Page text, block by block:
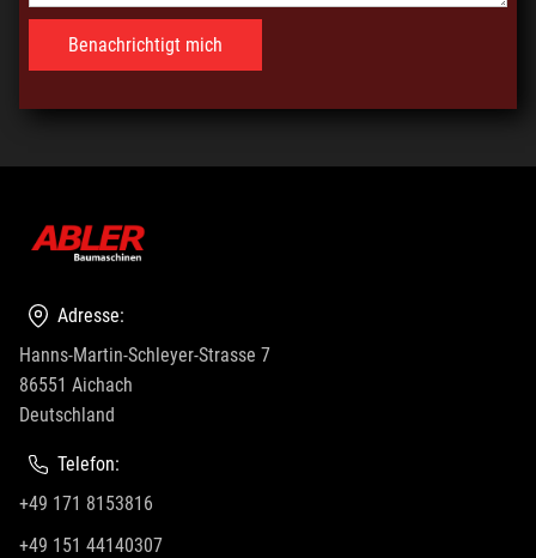
Adresse:
Hanns-Martin-Schleyer-Strasse 7
86551 Aichach
Deutschland
Telefon:
+49 171 8153816
+49 151 44140307